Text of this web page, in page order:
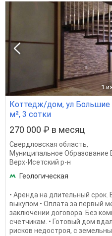
1
Коттедж/дом, ул Большие
м², 3 сотки
270 000 ₽ в месяц
Свердловская область,
Муниципальное Образование
Верх-Исетский р-н
Геологическая
• Аренда на длительный
выкупом • Оплата за первый
заключении договора. Без
счетчикам. • Готовый дом
рисков недостроя, с